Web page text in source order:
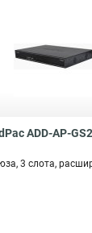
ADD-AP-
3 слота,